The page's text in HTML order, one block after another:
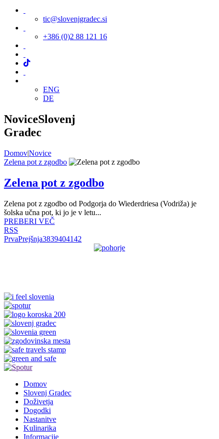
tic@slovenjgradec.si
+386 (0)2 88 121 16
ENG
DE
NoviceSlovenj
Gradec
Domov|Novice
Zelena pot z zgodbo
Zelena pot z zgodbo
Zelena pot z zgodbo od Podgorja do Wiederdriesa (Vodriža) je
šolska učna pot, ki jo je v letu...
PREBERI VEČ
RSS
PrvaPrejšnja3839404142
Domov
Slovenj Gradec
Doživetja
Dogodki
Nastanitve
Kulinarika
Informacije